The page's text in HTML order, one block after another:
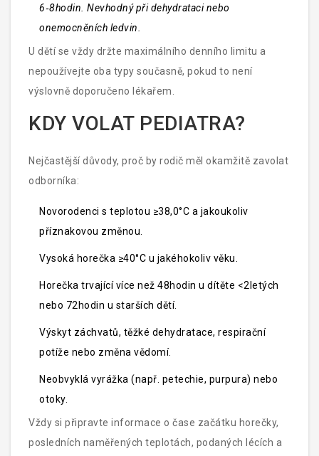
6‑8hodin. Nevhodný při dehydrataci nebo
onemocněních ledvin.
U dětí se vždy držte maximálního denního limitu a
nepoužívejte oba typy současně, pokud to není
výslovně doporučeno lékařem.
KDY VOLAT PEDIATRA?
Nejčastější důvody, proč by rodič měl okamžitě zavolat
odborníka:
Novorodenci s teplotou ≥38,0°C a jakoukoliv
příznakovou změnou.
Vysoká horečka ≥40°C u jakéhokoliv věku.
Horečka trvající více než 48hodin u dítěte <2letých
nebo 72hodin u starších dětí.
Výskyt záchvatů, těžké dehydratace, respirační
potíže nebo změna vědomí.
Neobvyklá vyrážka (např. petechie, purpura) nebo
otoky.
Vždy si připravte informace o čase začátku horečky,
posledních naměřených teplotách, podaných lécích a